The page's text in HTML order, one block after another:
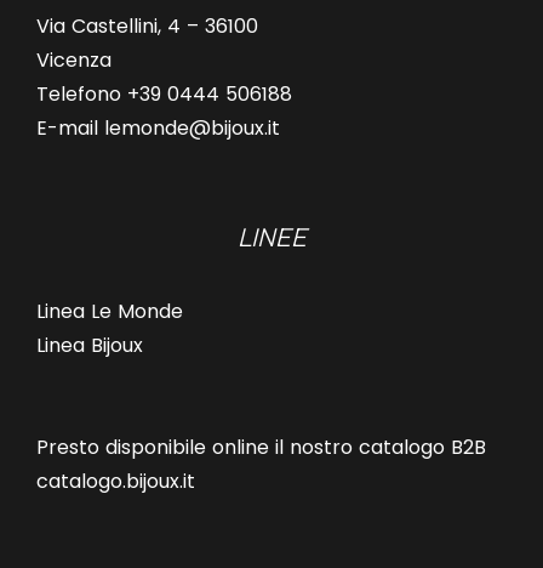
Via Castellini, 4 – 36100
Vicenza
Telefono +39 0444 506188
E-mail lemonde@bijoux.it
LINEE
Linea Le Monde
Linea Bijoux
Presto disponibile online il nostro catalogo B2B
catalogo.bijoux.it